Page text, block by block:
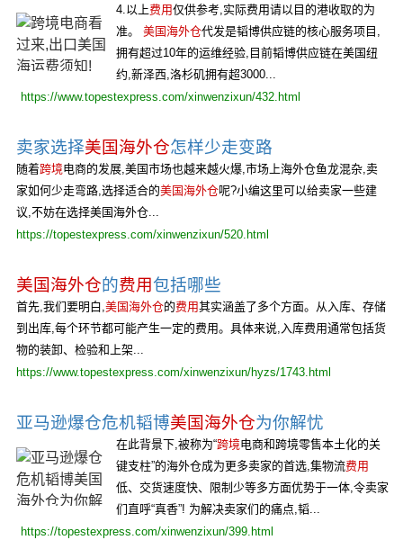
4.以上费用仅供参考,实际费用请以目的港收取的为
准。 美国海外仓代发是韬博供应链的核心服务项目,
拥有超过10年的运维经验,目前韬博供应链在美国纽
约,新泽西,洛杉矶拥有超3000...
https://www.topestexpress.com/xinwenzixun/432.html
卖家选择美国海外仓怎样少走变路
随着跨境电商的发展,美国市场也越来越火爆,市场上海外仓鱼龙混杂,卖
家如何少走弯路,选择适合的美国海外仓呢?小编这里可以给卖家一些建
议,不妨在选择美国海外仓...
https://topestexpress.com/xinwenzixun/520.html
美国海外仓的费用包括哪些
首先,我们要明白,美国海外仓的费用其实涵盖了多个方面。从入库、存储
到出库,每个环节都可能产生一定的费用。具体来说,入库费用通常包括货
物的装卸、检验和上架...
https://www.topestexpress.com/xinwenzixun/hyzs/1743.html
亚马逊爆仓危机韬博美国海外仓为你解忧
在此背景下,被称为“跨境电商和跨境零售本土化的关
键支柱”的海外仓成为更多卖家的首选,集物流费用
低、交货速度快、限制少等多方面优势于一体,令卖家
们直呼“真香”! 为解决卖家们的痛点,韬...
https://topestexpress.com/xinwenzixun/399.html